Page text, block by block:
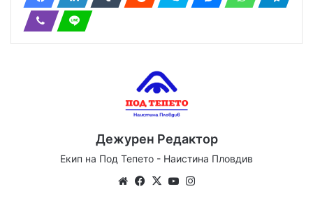
Дежурен Редактор
Екип на Под Тепето - Наистина Пловдив
We Fa
X
Yo